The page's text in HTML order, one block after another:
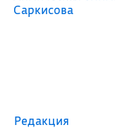
Саркисова
Редакция